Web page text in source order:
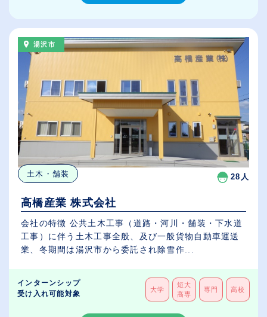
湯沢市
土木・舗装 28人
高橋産業 株式会社
会社の特徴 公共土木工事（道路・河川・舗装・下水道
工事）に伴う土木工事全般、及び一般貨物自動車運送
業、冬期間は湯沢市から委託され除雪作...
インターンシップ
受け入れ可能対象
大学
短大
高専
専門 高校